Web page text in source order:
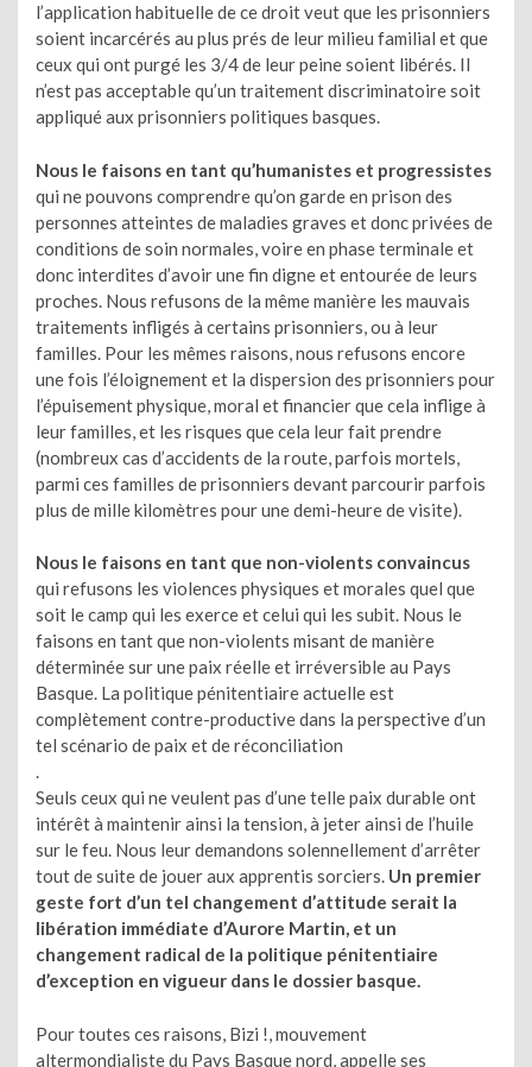
l’application habituelle de ce droit veut que les prisonniers
soient incarcérés au plus prés de leur milieu familial et que
ceux qui ont purgé les 3/4 de leur peine soient libérés. Il
n’est pas acceptable qu’un traitement discriminatoire soit
appliqué aux prisonniers politiques basques.
Nous le faisons en tant qu’humanistes et progressistes
qui ne pouvons comprendre qu’on garde en prison des
personnes atteintes de maladies graves et donc privées de
conditions de soin normales, voire en phase terminale et
donc interdites d’avoir une fin digne et entourée de leurs
proches. Nous refusons de la même manière les mauvais
traitements infligés à certains prisonniers, ou à leur
familles. Pour les mêmes raisons, nous refusons encore
une fois l’éloignement et la dispersion des prisonniers pour
l’épuisement physique, moral et financier que cela inflige à
leur familles, et les risques que cela leur fait prendre
(nombreux cas d’accidents de la route, parfois mortels,
parmi ces familles de prisonniers devant parcourir parfois
plus de mille kilomètres pour une demi-heure de visite).
Nous le faisons en tant que non-violents convaincus
qui refusons les violences physiques et morales quel que
soit le camp qui les exerce et celui qui les subit. Nous le
faisons en tant que non-violents misant de manière
déterminée sur une paix réelle et irréversible au Pays
Basque. La politique pénitentiaire actuelle est
complètement contre-productive dans la perspective d’un
tel scénario de paix et de réconciliation
.
Seuls ceux qui ne veulent pas d’une telle paix durable ont
intérêt à maintenir ainsi la tension, à jeter ainsi de l’huile
sur le feu. Nous leur demandons solennellement d’arrêter
tout de suite de jouer aux apprentis sorciers. Un premier
geste fort d’un tel changement d’attitude serait la
libération immédiate d’Aurore Martin, et un
changement radical de la politique pénitentiaire
d’exception en vigueur dans le dossier basque.
Pour toutes ces raisons, Bizi !, mouvement
altermondialiste du Pays Basque nord, appelle ses